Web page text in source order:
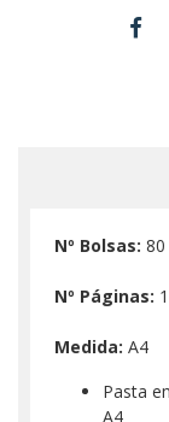
Nº Bolsas: 80
Nº Páginas:
Medida: A4
Pasta
A4